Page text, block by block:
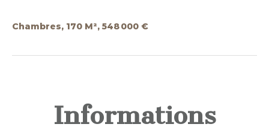
Chambres, 170 M², 548 000 €
Informations